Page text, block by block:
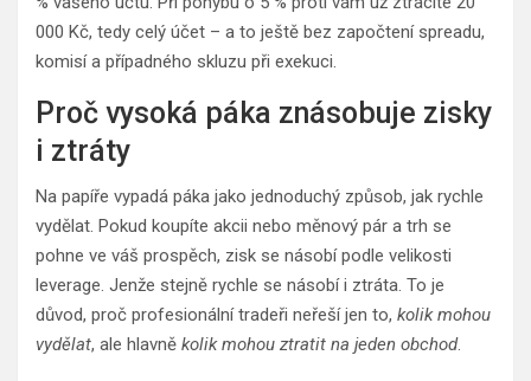
000 Kč, tedy celý účet – a to ještě bez započtení spreadu,
komisí a případného skluzu při exekuci.
Proč vysoká páka znásobuje zisky
i ztráty
Na papíře vypadá páka jako jednoduchý způsob, jak rychle
vydělat. Pokud koupíte akcii nebo měnový pár a trh se
pohne ve váš prospěch, zisk se násobí podle velikosti
leverage. Jenže stejně rychle se násobí i ztráta. To je
důvod, proč profesionální tradeři neřeší jen to, kolik mohou
vydělat, ale hlavně kolik mohou ztratit na jeden obchod.